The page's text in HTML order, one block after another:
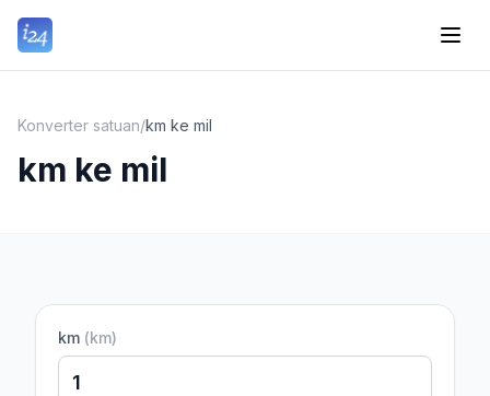
Konverter satuan/km ke mil
km ke mil
km (km)